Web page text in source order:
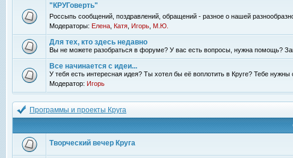
"КРУГоверть"
Россыпь сообщений, поздравлений, обращений - разное о нашей
Модераторы: Елена Катя Игорь М.Ю.
Для тех, кто здесь недавно
Вы не можете разобраться в форуме? У вас есть вопросы, нужна помощь?
Все начинается с идеи...
У тебя есть интересная идея? Ты хотел бы её воплотить в Круге? Тебе
Модератор: Игорь
Программы и проекты Круга
Творческий вечер Круга